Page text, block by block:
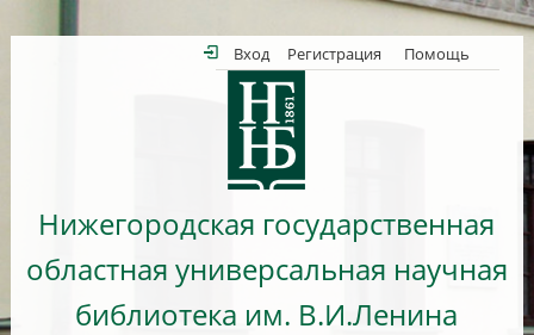
Вход Регистрация Помощь
Нижегородская государственная
областная универсальная научная
библиотека им. В.И.Ленина